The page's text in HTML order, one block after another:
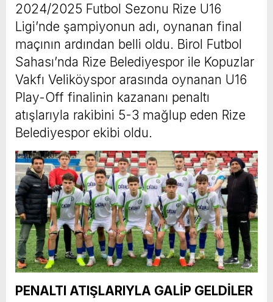
2024/2025 Futbol Sezonu Rize U16
Ligi’nde şampiyonun adı, oynanan final
maçının ardından belli oldu. Birol Futbol
Sahası’nda Rize Belediyespor ile Kopuzlar
Vakfı Veliköyspor arasında oynanan U16
Play-Off finalinin kazananı penaltı
atışlarıyla rakibini 5-3 mağlup eden Rize
Belediyespor ekibi oldu.
PENALTI ATIŞLARIYLA GALİP GELDİLER